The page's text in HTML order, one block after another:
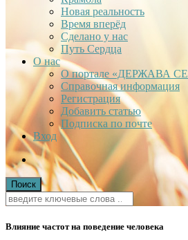
Новая реальность
Время вперёд
Сделано у нас
Путь Сердца
О нас
О портале «ДЕРЖАВА
Справочная информация
Регистрация
Добавить статью
Подписка по почте
Вход
Влияние частот на поведение человека